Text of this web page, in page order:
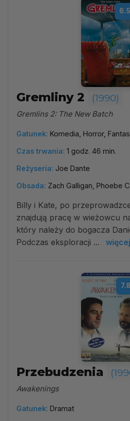
6.5
Gremliny 2 (1990)
Gremlins 2: The New Batch
Gatunek: Komedia, Horror,
Czas trwania: 1 godz. 46 min.
Reżyseria: Joe Dante
Obsada: Zach Galligan, Phoebe
Billy i Kate, po
znajdują pracę w wieżowcu
który należy do bogacza
Podczas eksploracji ...
więcej
7.8
Przebudzenia
Awakenings
Gatunek: Dramat